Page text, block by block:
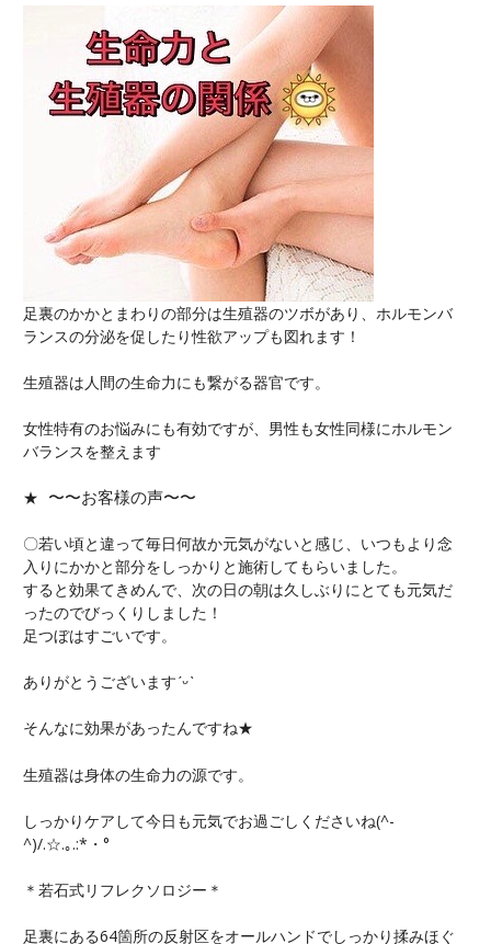
足裏のかかとまわりの部分は生殖器のツボがあり、ホルモンバ
ランスの分泌を促したり性欲アップも図れます！
生殖器は人間の生命力にも繋がる器官です。
女性特有のお悩みにも有効ですが、男性も女性同様にホルモン
バランスを整えます
★ 〜〜お客様の声〜〜
〇若い頃と違って毎日何故か元気がないと感じ、いつもより念
入りにかかと部分をしっかりと施術してもらいました。
すると効果てきめんで、次の日の朝は久しぶりにとても元気だ
ったのでびっくりしました！
足つぼはすごいです。
ありがとうございますˊᵕˋ
そんなに効果があったんですね★
生殖器は身体の生命力の源です。
しっかりケアして今日も元気でお過ごしくださいね(^-
^)/.☆.｡.:*・°
＊若石式リフレクソロジー＊
足裏にある64箇所の反射区をオールハンドでしっかり揉みほぐ